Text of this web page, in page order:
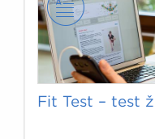
Fit Test – test